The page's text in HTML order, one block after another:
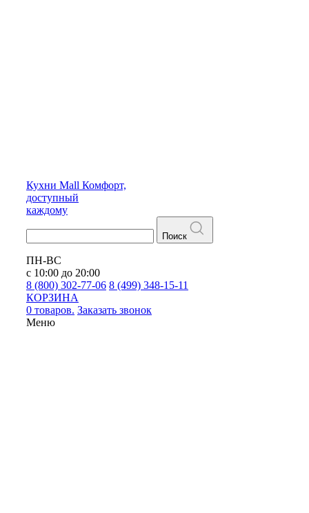
Кухни Mall Комфорт,
доступный
каждому
Поиск
ПН-ВС
с 10:00 до 20:00
8 (800) 302-77-06 8 (499) 348-15-11
КОРЗИНА
0 товаров. Заказать звонок
Меню